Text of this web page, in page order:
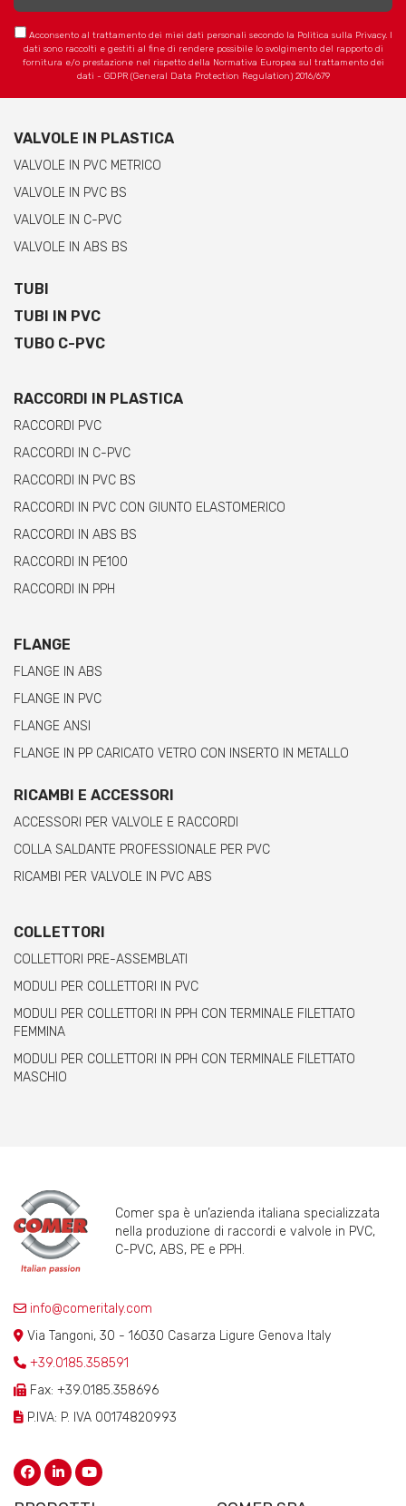
Acconsento al trattamento dei miei dati personali secondo la Politica sulla Privacy. I
dati sono raccolti e gestiti al fine di rendere possibile lo svolgimento del rapporto di
fornitura e/o prestazione nel rispetto della Normativa Europea sul trattamento dei
dati - GDPR (General Data Protection Regulation) 2016/679
VALVOLE IN PLASTICA
VALVOLE IN PVC METRICO
VALVOLE IN PVC BS
VALVOLE IN C-PVC
VALVOLE IN ABS BS
TUBI
TUBI IN PVC
TUBO C-PVC
RACCORDI IN PLASTICA
RACCORDI PVC
RACCORDI IN C-PVC
RACCORDI IN PVC BS
RACCORDI IN PVC CON GIUNTO ELASTOMERICO
RACCORDI IN ABS BS
RACCORDI IN PE100
RACCORDI IN PPH
FLANGE
FLANGE IN ABS
FLANGE IN PVC
FLANGE ANSI
FLANGE IN PP CARICATO VETRO CON INSERTO IN METALLO
RICAMBI E ACCESSORI
ACCESSORI PER VALVOLE E RACCORDI
COLLA SALDANTE PROFESSIONALE PER PVC
RICAMBI PER VALVOLE IN PVC ABS
COLLETTORI
COLLETTORI PRE-ASSEMBLATI
MODULI PER COLLETTORI IN PVC
MODULI PER COLLETTORI IN PPH CON TERMINALE FILETTATO
FEMMINA
MODULI PER COLLETTORI IN PPH CON TERMINALE FILETTATO
MASCHIO
Comer spa è un’azienda italiana specializzata
nella produzione di raccordi e valvole in PVC,
C-PVC, ABS, PE e PPH.
info@comeritaly.com
Via Tangoni, 30 - 16030 Casarza Ligure Genova Italy
+39.0185.358591
Fax: +39.0185.358696
P.IVA: P. IVA 00174820993